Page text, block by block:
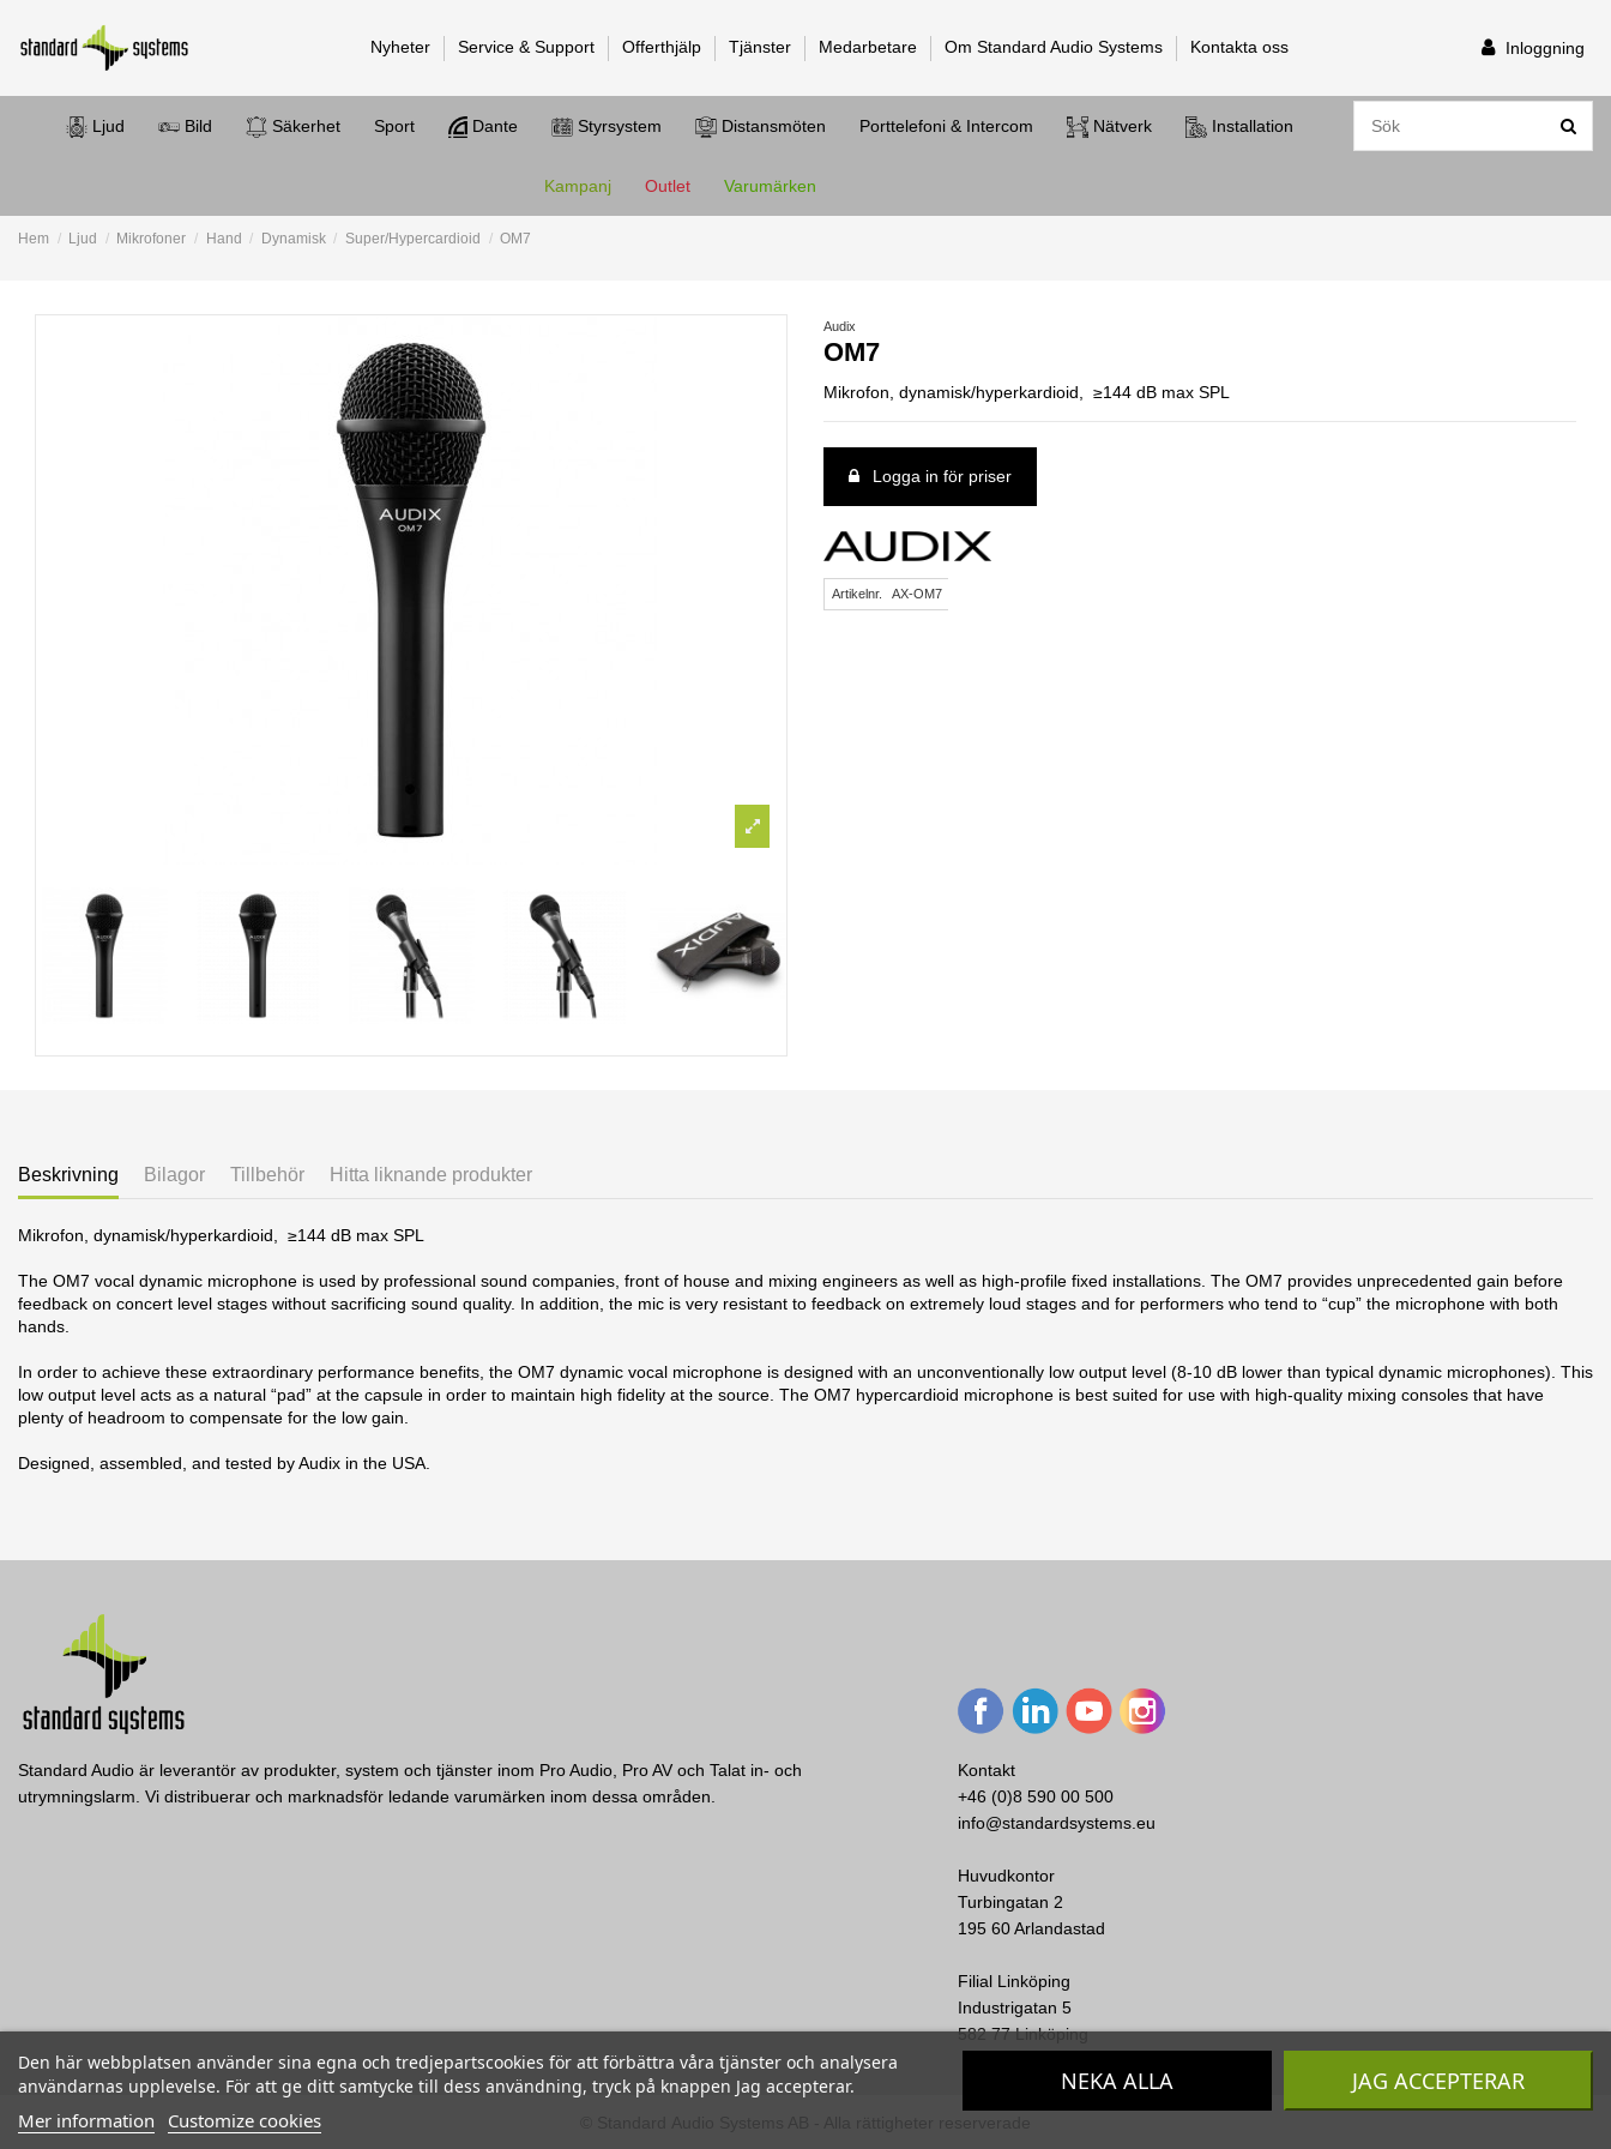
Nyheter Service & Support Offerthjälp Tjänster Medarbetare Om Standard Audio Systems Kontakta oss Inloggning
Den här webbplatsen använder sina egna och tredjepartscookies för att förbättra våra tjänster och analysera
användarnas upplevelse. För att ge ditt samtycke till dess användning, tryck på knappen Jag accepterar.
Mer information Customize cookies
NEKA ALLA JAG ACCEPTERAR
Ljud Bild Säkerhet Sport Dante Styrsystem Distansmöten Porttelefoni & Intercom Nätverk Installation
Kampanj Outlet Varumärken
Hem Ljud Mikrofoner Hand Dynamisk Super/Hypercardioid OM7
Audix
OM7
Mikrofon, dynamisk/hyperkardioid, ≥144 dB max SPL
Logga in för priser
Artikelnr. AX-OM7
Beskrivning Bilagor Tillbehör Hitta liknande produkter
Mikrofon, dynamisk/hyperkardioid, ≥144 dB max SPL
The OM7 vocal dynamic microphone is used by professional sound companies, front of house and mixing engineers as well as high-profile fixed installations. The OM7 provides unprecedented gain before
feedback on concert level stages without sacrificing sound quality. In addition, the mic is very resistant to feedback on extremely loud stages and for performers who tend to “cup” the microphone with both
hands.
In order to achieve these extraordinary performance benefits, the OM7 dynamic vocal microphone is designed with an unconventionally low output level (8-10 dB lower than typical dynamic microphones). This
low output level acts as a natural “pad” at the capsule in order to maintain high fidelity at the source. The OM7 hypercardioid microphone is best suited for use with high-quality mixing consoles that have
plenty of headroom to compensate for the low gain.
Designed, assembled, and tested by Audix in the USA.
Standard Audio är leverantör av produkter, system och tjänster inom Pro Audio, Pro AV och Talat in- och
utrymningslarm. Vi distribuerar och marknadsför ledande varumärken inom dessa områden.
Kontakt
+46 (0)8 590 00 500
info@standardsystems.eu
Huvudkontor
Turbingatan 2
195 60 Arlandastad
Filial Linköping
Industrigatan 5
582 77 Linköping